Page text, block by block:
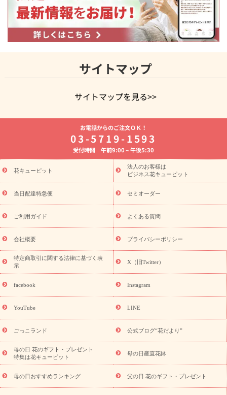
サイトマップ
サイトマップを見る>>
よく贈られる花
お祝いの花特集
誕生日フラワーギフト特集
8月の誕生花(トルコキキョウ)
開店・開業祝い
お供え・お悔やみ お供え・お悔やみの花
通夜・葬儀に贈る花 胡蝶蘭・花鉢
ーブドフラワー
季節のイベント
ひまわり ギフト・プレゼント
特集
お盆 花（新盆・初盆） 季節のイベント
お盆 花（新
盆・初盆）
お盆 花（新盆・初盆）
お盆・お供え 花とセットギ
フト
お盆・お供え プリザーブドフラワー
ひまわり ギフト・プ
レゼント特集
夏の花贈り・お中元・暑中見舞い 花のギフト特集
敬老の日におくる花ギフト・プレゼント特集
花ギフト・プレゼント特集
敬老の日 花のおすすめランキング
敬
老の日 花鉢植えのギフト・プレゼント特集
敬老の日 花とセットギ
フト・プレゼント特集
敬老の日の花 全てのギフト一覧
キャン
ペーン
映画『ウォーターガーディアンズ』コラボキャンペーン
「きょう誕生日なんです」キャンペーン
誕生日の花を探す
誕生日フラワーギフト 誕生日フラワーギフト特集
(トルコキキョウ)
9月の誕生花(リンドウ)
ら探す
お祝いの花特集 当日配達特急便 お祝い商品一覧
念日
結婚祝い 出産祝い 退院祝い・快気祝い
寿祝い
プチギフト ペットのお祝いフラワー
供え・お悔やみ商品一覧
お供え・お悔やみの花
四十九日法要以
お電話からのご注文ＯＫ！
03-5719-1593
受付時間 午前9:00～午後5:30
花キューピット
法人のお客様は
ビジネス花キューピット
当日配達特急便 セミオーダー
ご利用ガイド よくある質問
会社概要 プライバシーポリシー
特定商取引に関する法律に基づく表
示
X（旧Twitter）
facebook Instagram
YouTube LINE
ごっこランド 公式ブログ“花だより”
母の日 花のギフト・プレゼント
特集は花キューピット
母の日産直花鉢
母の日おすすめランキング 父の日 花のギフト・プレゼント